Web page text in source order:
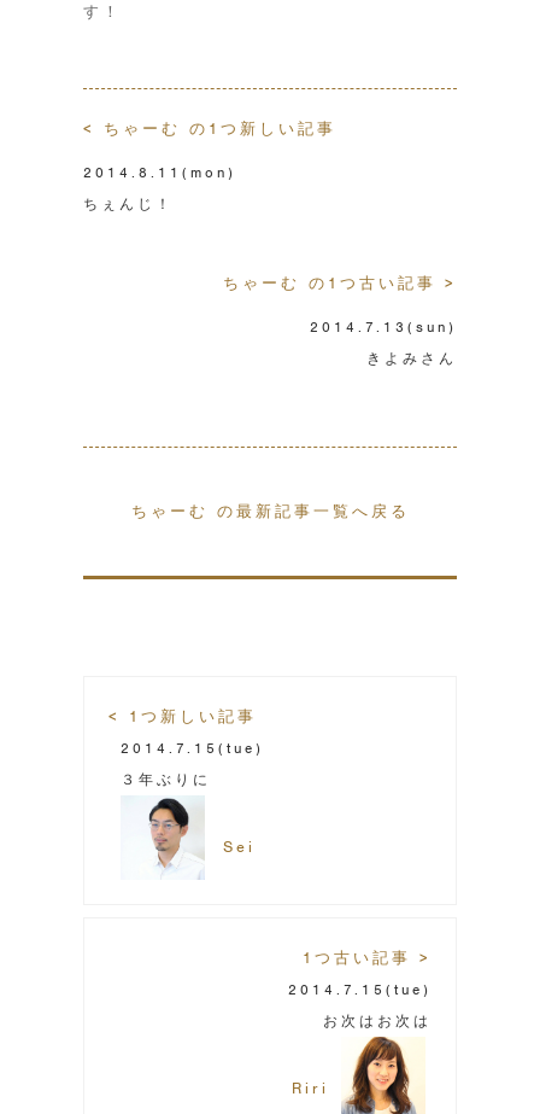
す！
< ちゃーむ の1つ新しい記事
2014.8.11 (mon)
ちぇんじ！
ちゃーむ の1つ古い記事 >
2014.7.13 (sun)
きよみさん
ちゃーむ の最新記事一覧へ戻る
< 1つ新しい記事
2014.7.15 (tue)
３年ぶりに
Sei
1つ古い記事 >
2014.7.15 (tue)
お次はお次は
Riri